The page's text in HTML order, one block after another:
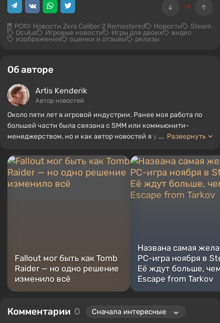
-1
PC Новости Zero Caliber 2 Remastered Новости Steam
Oculus Игровые новости Игры для двоих видео
изображения оценки и отзывы релизы
Об авторе
Artis Kenderik
Автор новостей
Около пяти лет в игровой индустрии. Ранее моя работа по
большей части была связана с SMM или коммьюнити-
менеджерством, но и как автор новостей я успел
... Развернуть
Fallout мог быть как Tomb
Raider — но одно решение
изменило всё
Названа самая
PC-игра ноября в
Её ждут больше,
Escape from Tarkov
Комментарии 0